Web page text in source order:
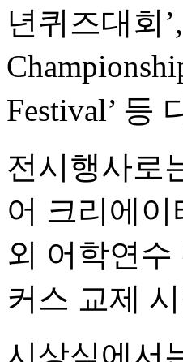
년퀴즈대회
Festival’ 등
전시행사로
어 크리에이
외 어학연수
커스 교제